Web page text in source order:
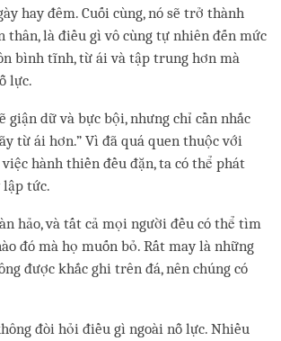
hay đêm. Cuối cùng, nó sẽ trở thành
thân, là điều gì vô cùng tự nhiên đến mức
bình tĩnh, từ ái và tập trung hơn mà
lực.
giận dữ và bực bội, nhưng chỉ cần nhắc
từ ái hơn.” Vì đã quá quen thuộc với
hành thiền đều đặn, ta có thể phát
tức.
hảo, và tất cả mọi người đều có thể tìm
đó mà họ muốn bỏ. Rất may là những
được khắc ghi trên đá, nên chúng có
đòi hỏi điều gì ngoài nỗ lực. Nhiều